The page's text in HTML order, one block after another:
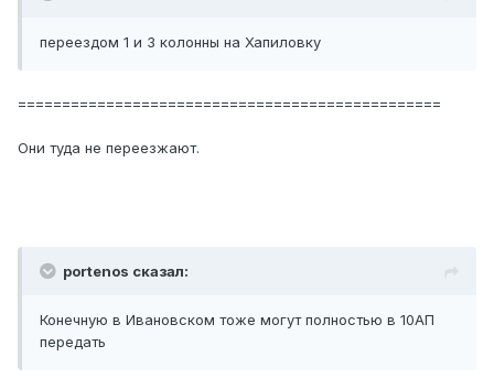
переездом 1 и 3 колонны на Хапиловку
================================================
Они туда не переезжают.
portenos сказал:
Конечную в Ивановском тоже могут полностью в 10АП
передать